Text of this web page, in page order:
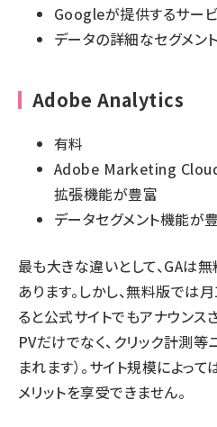
Googleが提供するサー
データの詳細なセグメン
Adobe Analytics
有料
Adobe Marketing Cloud
拡張機能が豊富
データセグメント機能が
最も大きな違いとして、GAは
あります。しかし、無料版では
ると公式サイトでもアナウンス
PVだけでなく、クリック計測
まれます）。サイト規模によっ
メリットを享受できません。